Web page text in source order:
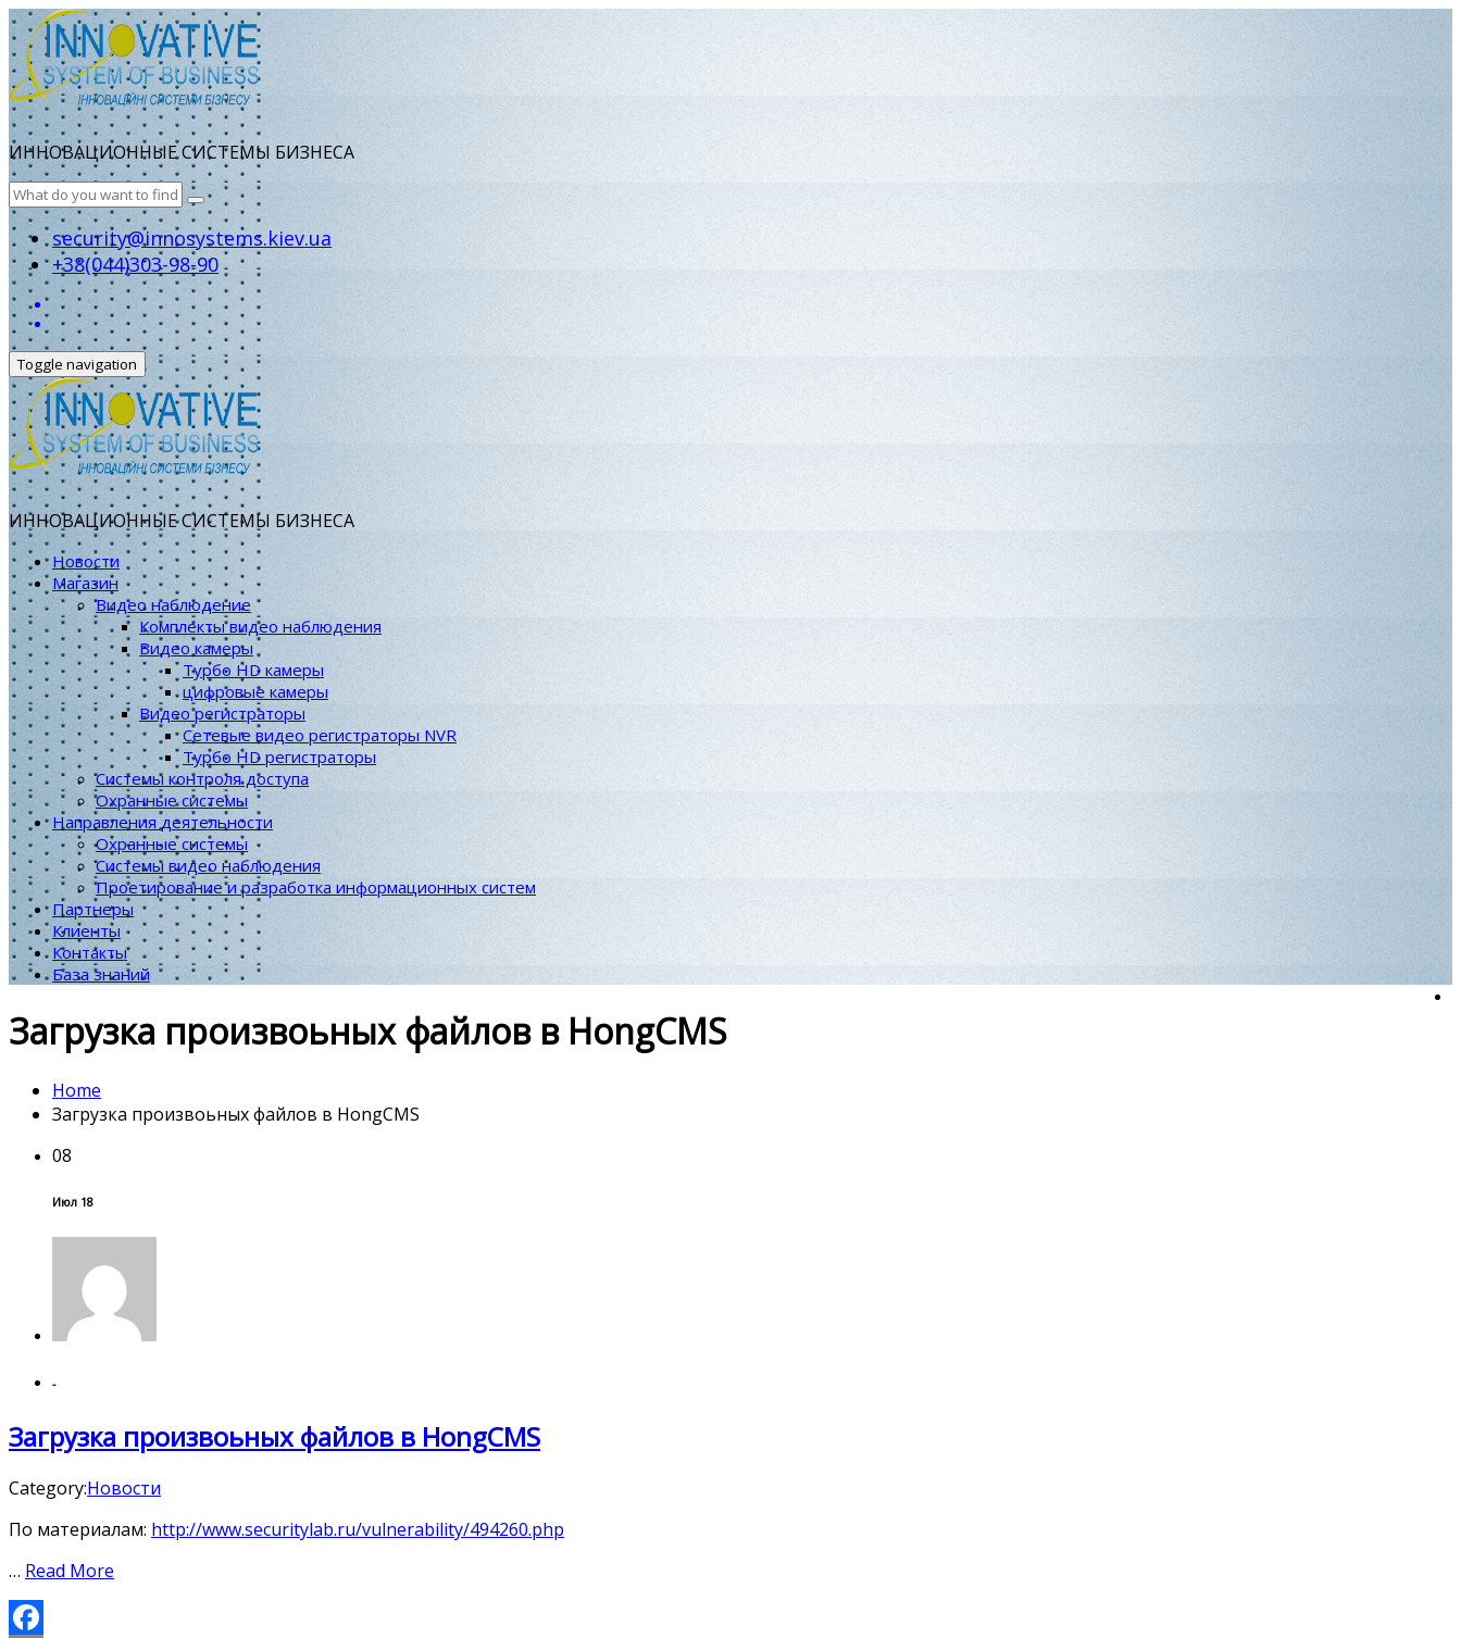
ИННОВАЦИОННЫЕ СИСТЕМЫ БИЗНЕСА
security@innosystems.kiev.ua
+38(044)303-98-90
Toggle navigation
ИННОВАЦИОННЫЕ СИСТЕМЫ БИЗНЕСА
Новости
Магазин
Видео наблюдение
Комплекты видео наблюдения
Видео камеры
Турбо HD камеры
цифровые камеры
Видео регистраторы
Сетевые видео регистраторы NVR
Турбо HD регистраторы
Системы контроля доступа
Охранные системы
Направления деятельности
Охранные системы
Системы видео наблюдения
Проетирование и разработка информационных систем
Партнеры
Клиенты
Контакты
База знаний
Загрузка произвоьных файлов в HongCMS
Home
Загрузка произвоьных файлов в HongCMS
08
Июл 18
-
Загрузка произвоьных файлов в HongCMS
Category:Новости
По материалам: http://www.securitylab.ru/vulnerability/494260.php
… Read More